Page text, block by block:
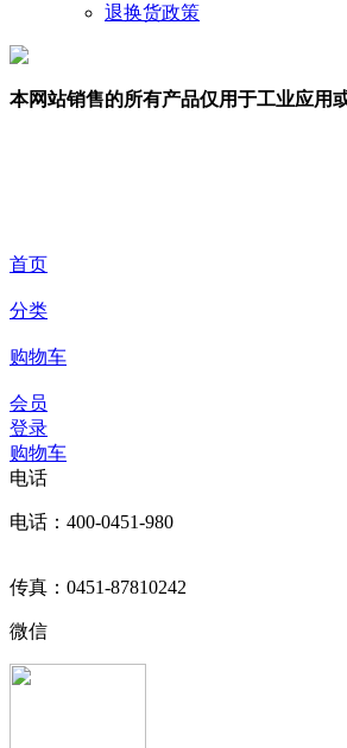
退换货政策
本网站销售的所有产品仅用于工业应用
首页
分类
购物车
会员
登录
购物车
电话
电话：400-0451-980
传真：0451-87810242
微信